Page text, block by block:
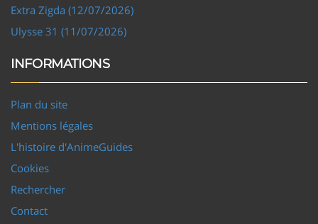
Extra Zigda (12/07/2026)
Ulysse 31 (11/07/2026)
INFORMATIONS
Plan du site
Mentions légales
L'histoire d'AnimeGuides
Cookies
Rechercher
Contact